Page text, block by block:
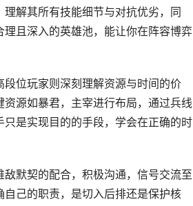
解其所有技能细节与对抗优劣，同
且深入的英雄池，能让你在阵容博弈
位玩家则深刻理解资源与时间的价
源如暴君，主宰进行布局，通过兵线
是实现目的的手段，学会在正确的时
默契的配合，积极沟通，信号交流至
己的职责，是切入后排还是保护核